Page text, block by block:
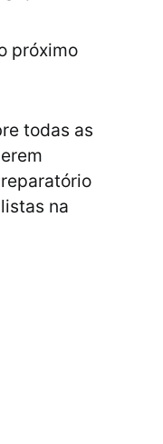
próximo
todas as
na